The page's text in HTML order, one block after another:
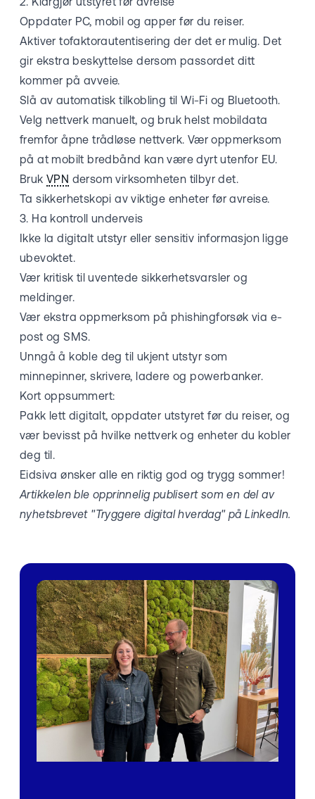
Oppdater PC, mobil og apper før du reiser.
Aktiver tofaktorautentisering der det er mulig. Det
gir ekstra beskyttelse dersom passordet ditt
kommer på avveie.
Slå av automatisk tilkobling til Wi-Fi og Bluetooth.
Velg nettverk manuelt, og bruk helst mobildata
fremfor åpne trådløse nettverk. Vær oppmerksom
på at mobilt bredbånd kan være dyrt utenfor EU.
Bruk VPN dersom virksomheten tilbyr det.
Ta sikkerhetskopi av viktige enheter før avreise.
3. Ha kontroll underveis
Ikke la digitalt utstyr eller sensitiv informasjon ligge
ubevoktet.
Vær kritisk til uventede sikkerhetsvarsler og
meldinger.
Vær ekstra oppmerksom på phishingforsøk via e-
post og SMS.
Unngå å koble deg til ukjent utstyr som
minnepinner, skrivere, ladere og powerbanker.
Kort oppsummert:
Pakk lett digitalt, oppdater utstyret før du reiser, og
vær bevisst på hvilke nettverk og enheter du kobler
deg til.
Eidsiva ønsker alle en riktig god og trygg sommer!
Artikkelen ble opprinnelig publisert som en del av
nyhetsbrevet "Tryggere digital hverdag"på LinkedIn.